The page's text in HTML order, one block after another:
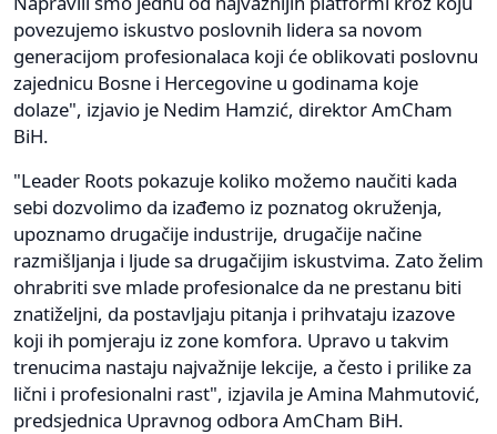
povezujemo iskustvo poslovnih lidera sa novom
generacijom profesionalaca koji će oblikovati poslovnu
zajednicu Bosne i Hercegovine u godinama koje
dolaze", izjavio je Nedim Hamzić, direktor AmCham
BiH.
"Leader Roots pokazuje koliko možemo naučiti kada
sebi dozvolimo da izađemo iz poznatog okruženja,
upoznamo drugačije industrije, drugačije načine
razmišljanja i ljude sa drugačijim iskustvima. Zato želim
ohrabriti sve mlade profesionalce da ne prestanu biti
znatiželjni, da postavljaju pitanja i prihvataju izazove
koji ih pomjeraju iz zone komfora. Upravo u takvim
trenucima nastaju najvažnije lekcije, a često i prilike za
lični i profesionalni rast", izjavila je Amina Mahmutović,
predsjednica Upravnog odbora AmCham BiH.